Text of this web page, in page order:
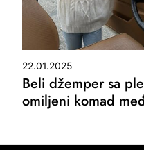
22.01.2025
Beli džemper sa
omiljeni komad